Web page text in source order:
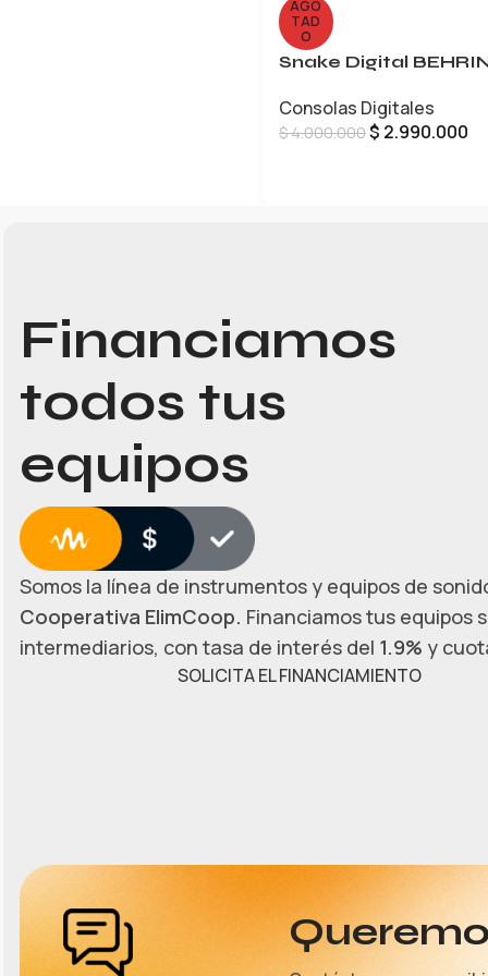
AGO
TAD
O
Snake Digital
Consolas Digitales
$4.000.000$ 2.990.000
Financiamos
todos tus
equipos
Somos la línea de instrumentos y equipos de
Cooperativa ElimCoop. Financiamos tus equipos
intermediarios, con tasa de interés del 1.9% y
SOLICITA EL FINANCIAMIENTO